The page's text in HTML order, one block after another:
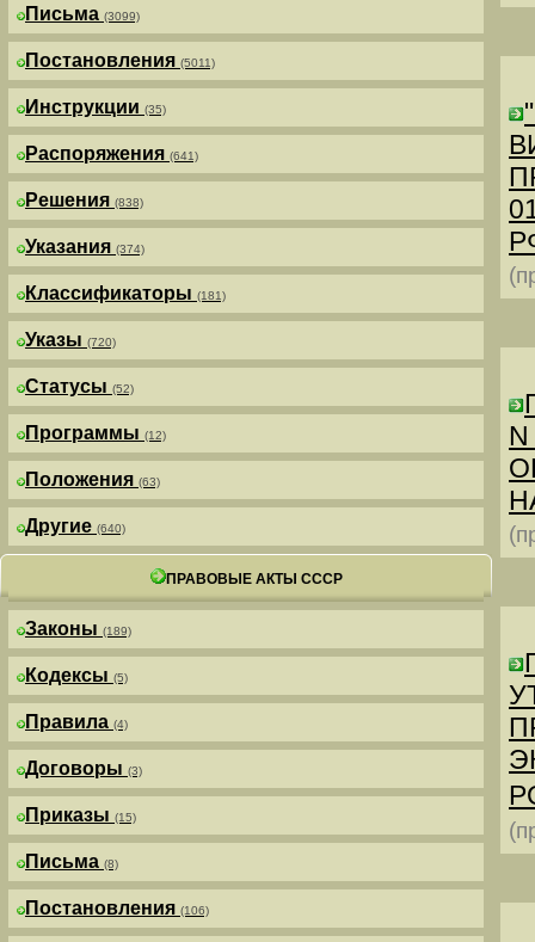
Письма (3099)
Постановления (5011)
Инструкции (35)
Распоряжения (641)
Решения (838)
Указания (374)
Классификаторы (181)
Указы (720)
Статусы (52)
Программы (12)
Положения (63)
Другие (640)
ПРАВОВЫЕ АКТЫ СССР
Законы (189)
Кодексы (5)
Правила (4)
Договоры (3)
Приказы (15)
Письма (8)
Постановления (106)